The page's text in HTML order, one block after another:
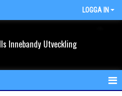
LOGGA IN
Innebandy Utveckling